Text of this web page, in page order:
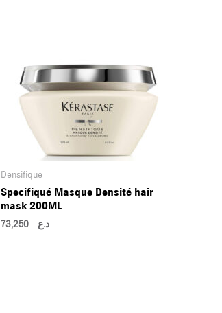
Densifique
Specifiqué Masque Densité hair
mask 200ML
د.ع73,250